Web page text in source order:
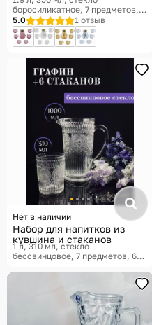
боросиликатное, 7 предметов
Lenardi
5.0 1 отзыв
Нет в наличии
Набор для напитков из
кувшина и стаканов
1 л, 310 мл, стекло
бессвинцовое, 7 предметов, 6
collection